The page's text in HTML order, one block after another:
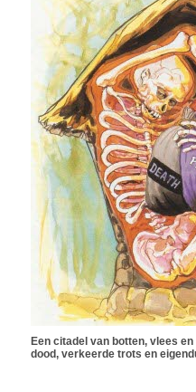
Een citadel van botten, vlees
dood, verkeerde trots en